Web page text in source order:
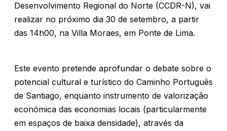
Desenvolvimento Regional do Norte (CCDR-N), vai
realizar no próximo dia 30 de setembro, a partir
das 14h00, na Villa Moraes, em Ponte de Lima.
Este evento pretende aprofundar o debate sobre o
potencial cultural e turístico do Caminho Português
de Santiago, enquanto instrumento de valorização
económica das economias locais (particularmente
em espaços de baixa densidade), através da